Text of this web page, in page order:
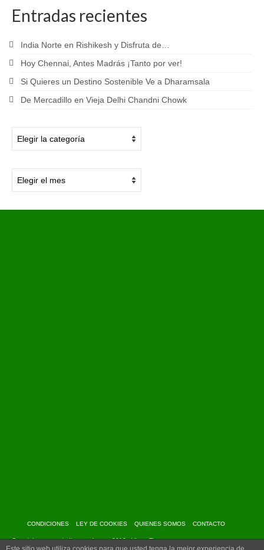
Entradas recientes
India Norte en Rishikesh y Disfruta de…
Hoy Chennai, Antes Madrás ¡Tanto por ver!
Si Quieres un Destino Sostenible Ve a Dharamsala
De Mercadillo en Vieja Delhi Chandni Chowk
CONDICIONES LEY DE COOKIES QUIENES SOMOS CONTACTO
Copyright: www.myindiantravel.com - 2013 - Virtue Theme